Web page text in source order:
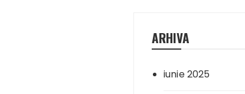
ARHIVA
iunie 2025